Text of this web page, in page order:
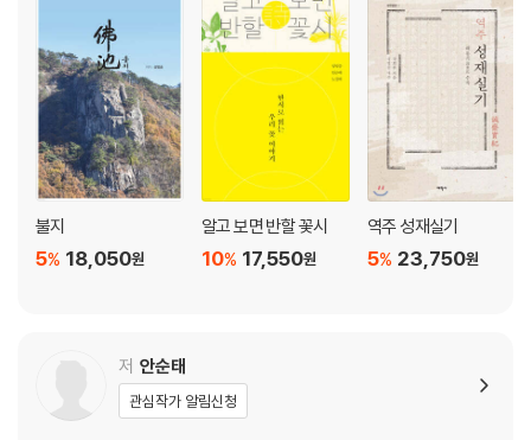
오동나무꽃 ― 봉황이 깃드는 성스러운 꽃
보리꽃 ― 제비와 꾀꼬리는 걱정도 없는지
수수꽃다리꽃 ― 풍경에 향기를 더한 꽃
할미꽃 ― 백발 할머니 절로 떠오르네
계수나무꽃 ― 월궁의 선녀와 어울리는 자태
월계꽃 ― 늙지 않는 화려한 신선
철쭉 ― 나그네 발걸음 붙잡는 아름다움
송화 ― 차와 함께하는 은은한 다식의 향기
작약꽃 ― 모란 부럽지 않은 화려한 자태
나리꽃 ― 붉은 연지 찍은 꽃술, 푸른 잎사귀 자랑하네
불지
18,050원
5%
알고 보면 반할 꽃시
17,550원
10%
역주 성재실기
23,750원
5%
저 안순태
관심작가 알림신청